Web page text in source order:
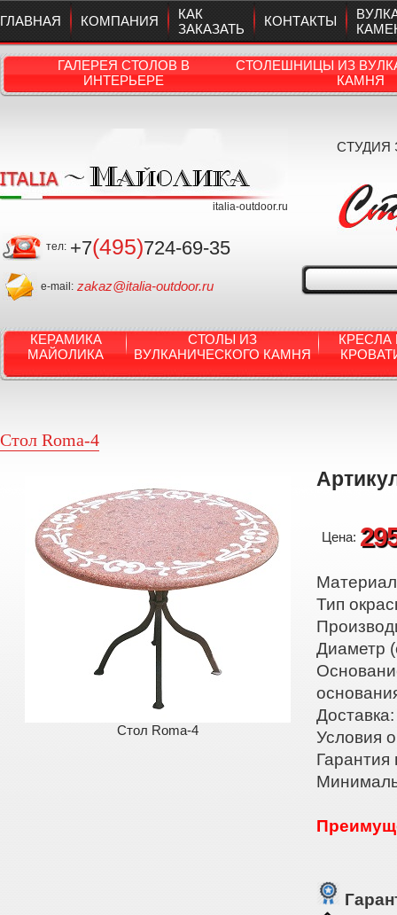
ГЛАВНАЯ КОМПАНИЯ
КАК
ЗАКАЗАТЬ
КОНТАКТЫ
ГАЛЕРЕЯ СТОЛОВ В
ИНТЕРЬЕРЕ
СТОЛЕШНИЦЫ ИЗ
КАМНЯ
italia-outdoor.ru
тел: +7(495)724-69-35
e-mail: zakaz@italia-outdoor.ru
СТУДИЯ
КЕРАМИКА
МАЙОЛИКА
СТОЛЫ ИЗ
ВУЛКАНИЧЕСКОГО КАМНЯ
КРЕСЛА
Стол Roma-4
Стол Roma-4
Цена:
Тип
Диаметр
Условия
Гарантия